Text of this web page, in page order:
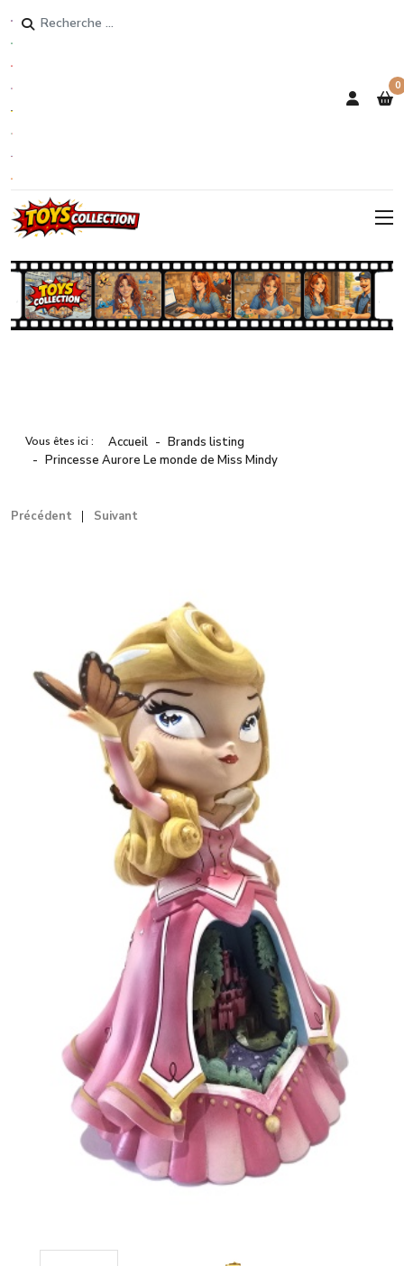
Rechercher
0
Vous êtes ici : Accueil
Brands listing
Princesse Aurore Le monde de Miss Mindy
Précédent Suivant